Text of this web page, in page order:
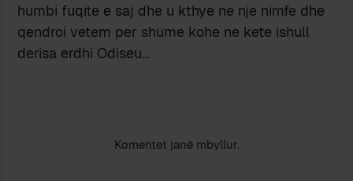
humbi fuqite e saj dhe u kthye ne nje nimfe dhe
qendroi vetem per shume kohe ne kete ishull
derisa erdhi Odiseu…
Komentet janë mbyllur.